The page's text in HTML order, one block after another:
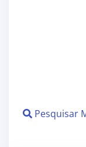
Pesquisar